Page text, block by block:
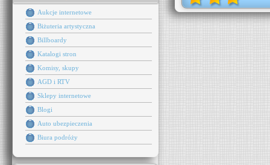
Aukcje internetowe
Biżuteria artystyczna
Billboardy
Katalogi stron
Komisy, skupy
AGD i RTV
Sklepy internetowe
Blogi
Auto ubezpieczenia
Biura podróży